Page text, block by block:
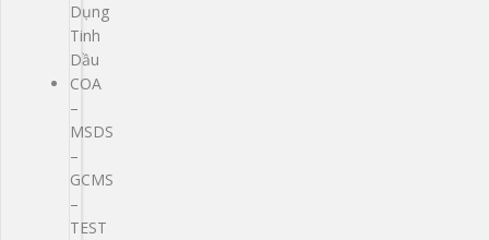
Dụng
Tinh
Dầu
COA
–
MSDS
–
GCMS
–
TEST